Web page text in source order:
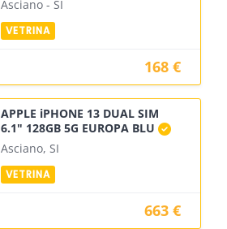
Asciano - SI
168 €
APPLE iPHONE 13 DUAL SIM
6.1" 128GB 5G EUROPA BLU
Asciano, SI
663 €